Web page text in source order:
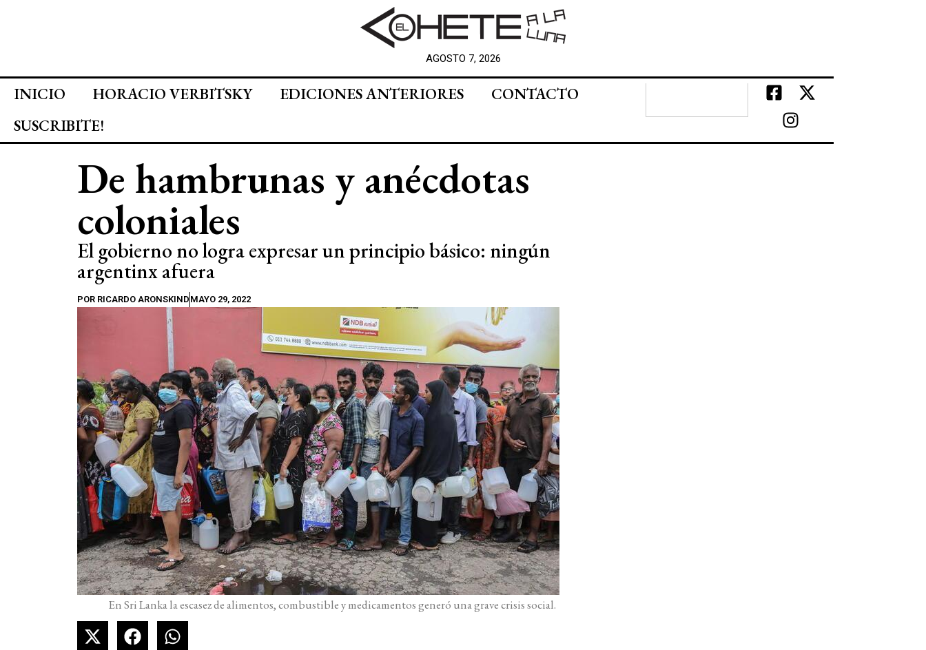
AGOSTO 7, 2026
INICIO HORACIO VERBITSKY EDICIONES ANTERIORES
CONTACTO
SUSCRIBITE!
De hambrunas y anécdotas
coloniales
El gobierno no logra expresar un principio básico: ningún
argentinx afuera
POR RICARDO ARONSKIND MAYO 29, 2022
En Sri Lanka la escasez de alimentos, combustible y medicamentos generó una grave crisis social.